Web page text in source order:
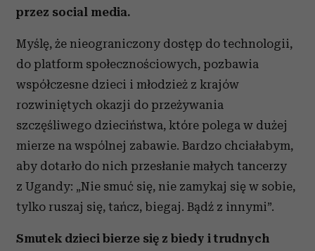
przez social media.
Myślę, że nieograniczony dostęp do technologii,
do platform społecznościowych, pozbawia
współczesne dzieci i młodzież z krajów
rozwiniętych okazji do przeżywania
szczęśliwego dzieciństwa, które polega w dużej
mierze na wspólnej zabawie. Bardzo chciałabym,
aby dotarło do nich przesłanie małych tancerzy
z Ugandy: „Nie smuć się, nie zamykaj się w sobie,
tylko ruszaj się, tańcz, biegaj. Bądź z innymi”.
Smutek dzieci bierze się z biedy i trudnych